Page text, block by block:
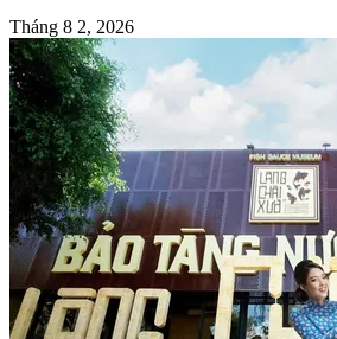
Tháng 8 2, 2026